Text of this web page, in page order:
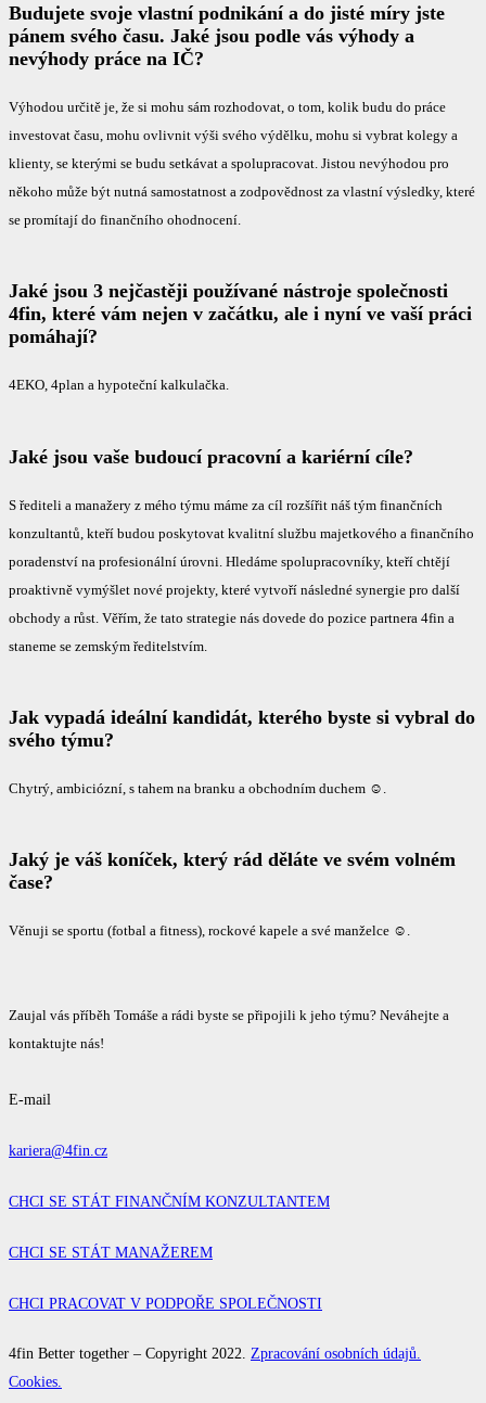
Budujete svoje vlastní podnikání a do jisté míry jste
pánem svého času. Jaké jsou podle vás výhody a
nevýhody práce na IČ?
Výhodou určitě je, že si mohu sám rozhodovat, o tom, kolik budu do práce
investovat času, mohu ovlivnit výši svého výdělku, mohu si vybrat kolegy a
klienty, se kterými se budu setkávat a spolupracovat. Jistou nevýhodou pro
někoho může být nutná samostatnost a zodpovědnost za vlastní výsledky, které
se promítají do finančního ohodnocení.
Jaké jsou 3 nejčastěji používané nástroje společnosti
4fin, které vám nejen v začátku, ale i nyní ve vaší práci
pomáhají?
4EKO, 4plan a hypoteční kalkulačka.
Jaké jsou vaše budoucí pracovní a kariérní cíle?
S řediteli a manažery z mého týmu máme za cíl rozšířit náš tým finančních
konzultantů, kteří budou poskytovat kvalitní službu majetkového a finančního
poradenství na profesionální úrovni. Hledáme spolupracovníky, kteří chtějí
proaktivně vymýšlet nové projekty, které vytvoří následné synergie pro další
obchody a růst. Věřím, že tato strategie nás dovede do pozice partnera 4fin a
staneme se zemským ředitelstvím.
Jak vypadá ideální kandidát, kterého byste si vybral do
svého týmu?
Chytrý, ambiciózní, s tahem na branku a obchodním duchem ☺.
Jaký je váš koníček, který rád děláte ve svém volném
čase?
Věnuji se sportu (fotbal a fitness), rockové kapele a své manželce ☺.
Zaujal vás příběh Tomáše a rádi byste se připojili k jeho týmu? Neváhejte a
kontaktujte nás!
E-mail
kariera@4fin.cz
CHCI SE STÁT FINANČNÍM KONZULTANTEM
CHCI SE STÁT MANAŽEREM
CHCI PRACOVAT V PODPOŘE SPOLEČNOSTI
4fin Better together – Copyright 2022. Zpracování osobních údajů.
Cookies.